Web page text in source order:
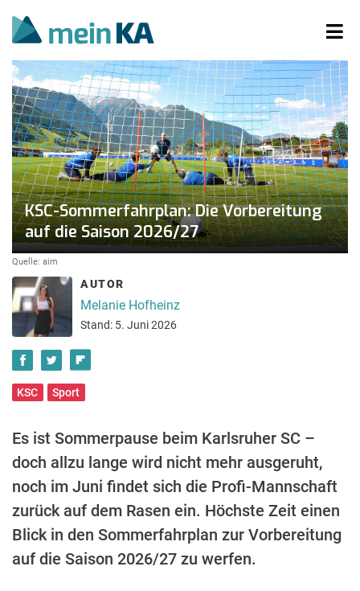
KSC-Sommerfahrplan: Die Vorbereitung
auf die Saison 2026/27
Quelle: aim
AUTOR
Melanie Hofheinz
Stand: 5. Juni 2026
KSC Sport
Es ist Sommerpause beim Karlsruher SC –
doch allzu lange wird nicht mehr ausgeruht,
noch im Juni findet sich die Profi-Mannschaft
zurück auf dem Rasen ein. Höchste Zeit einen
Blick in den Sommerfahrplan zur Vorbereitung
auf die Saison 2026/27 zu werfen.